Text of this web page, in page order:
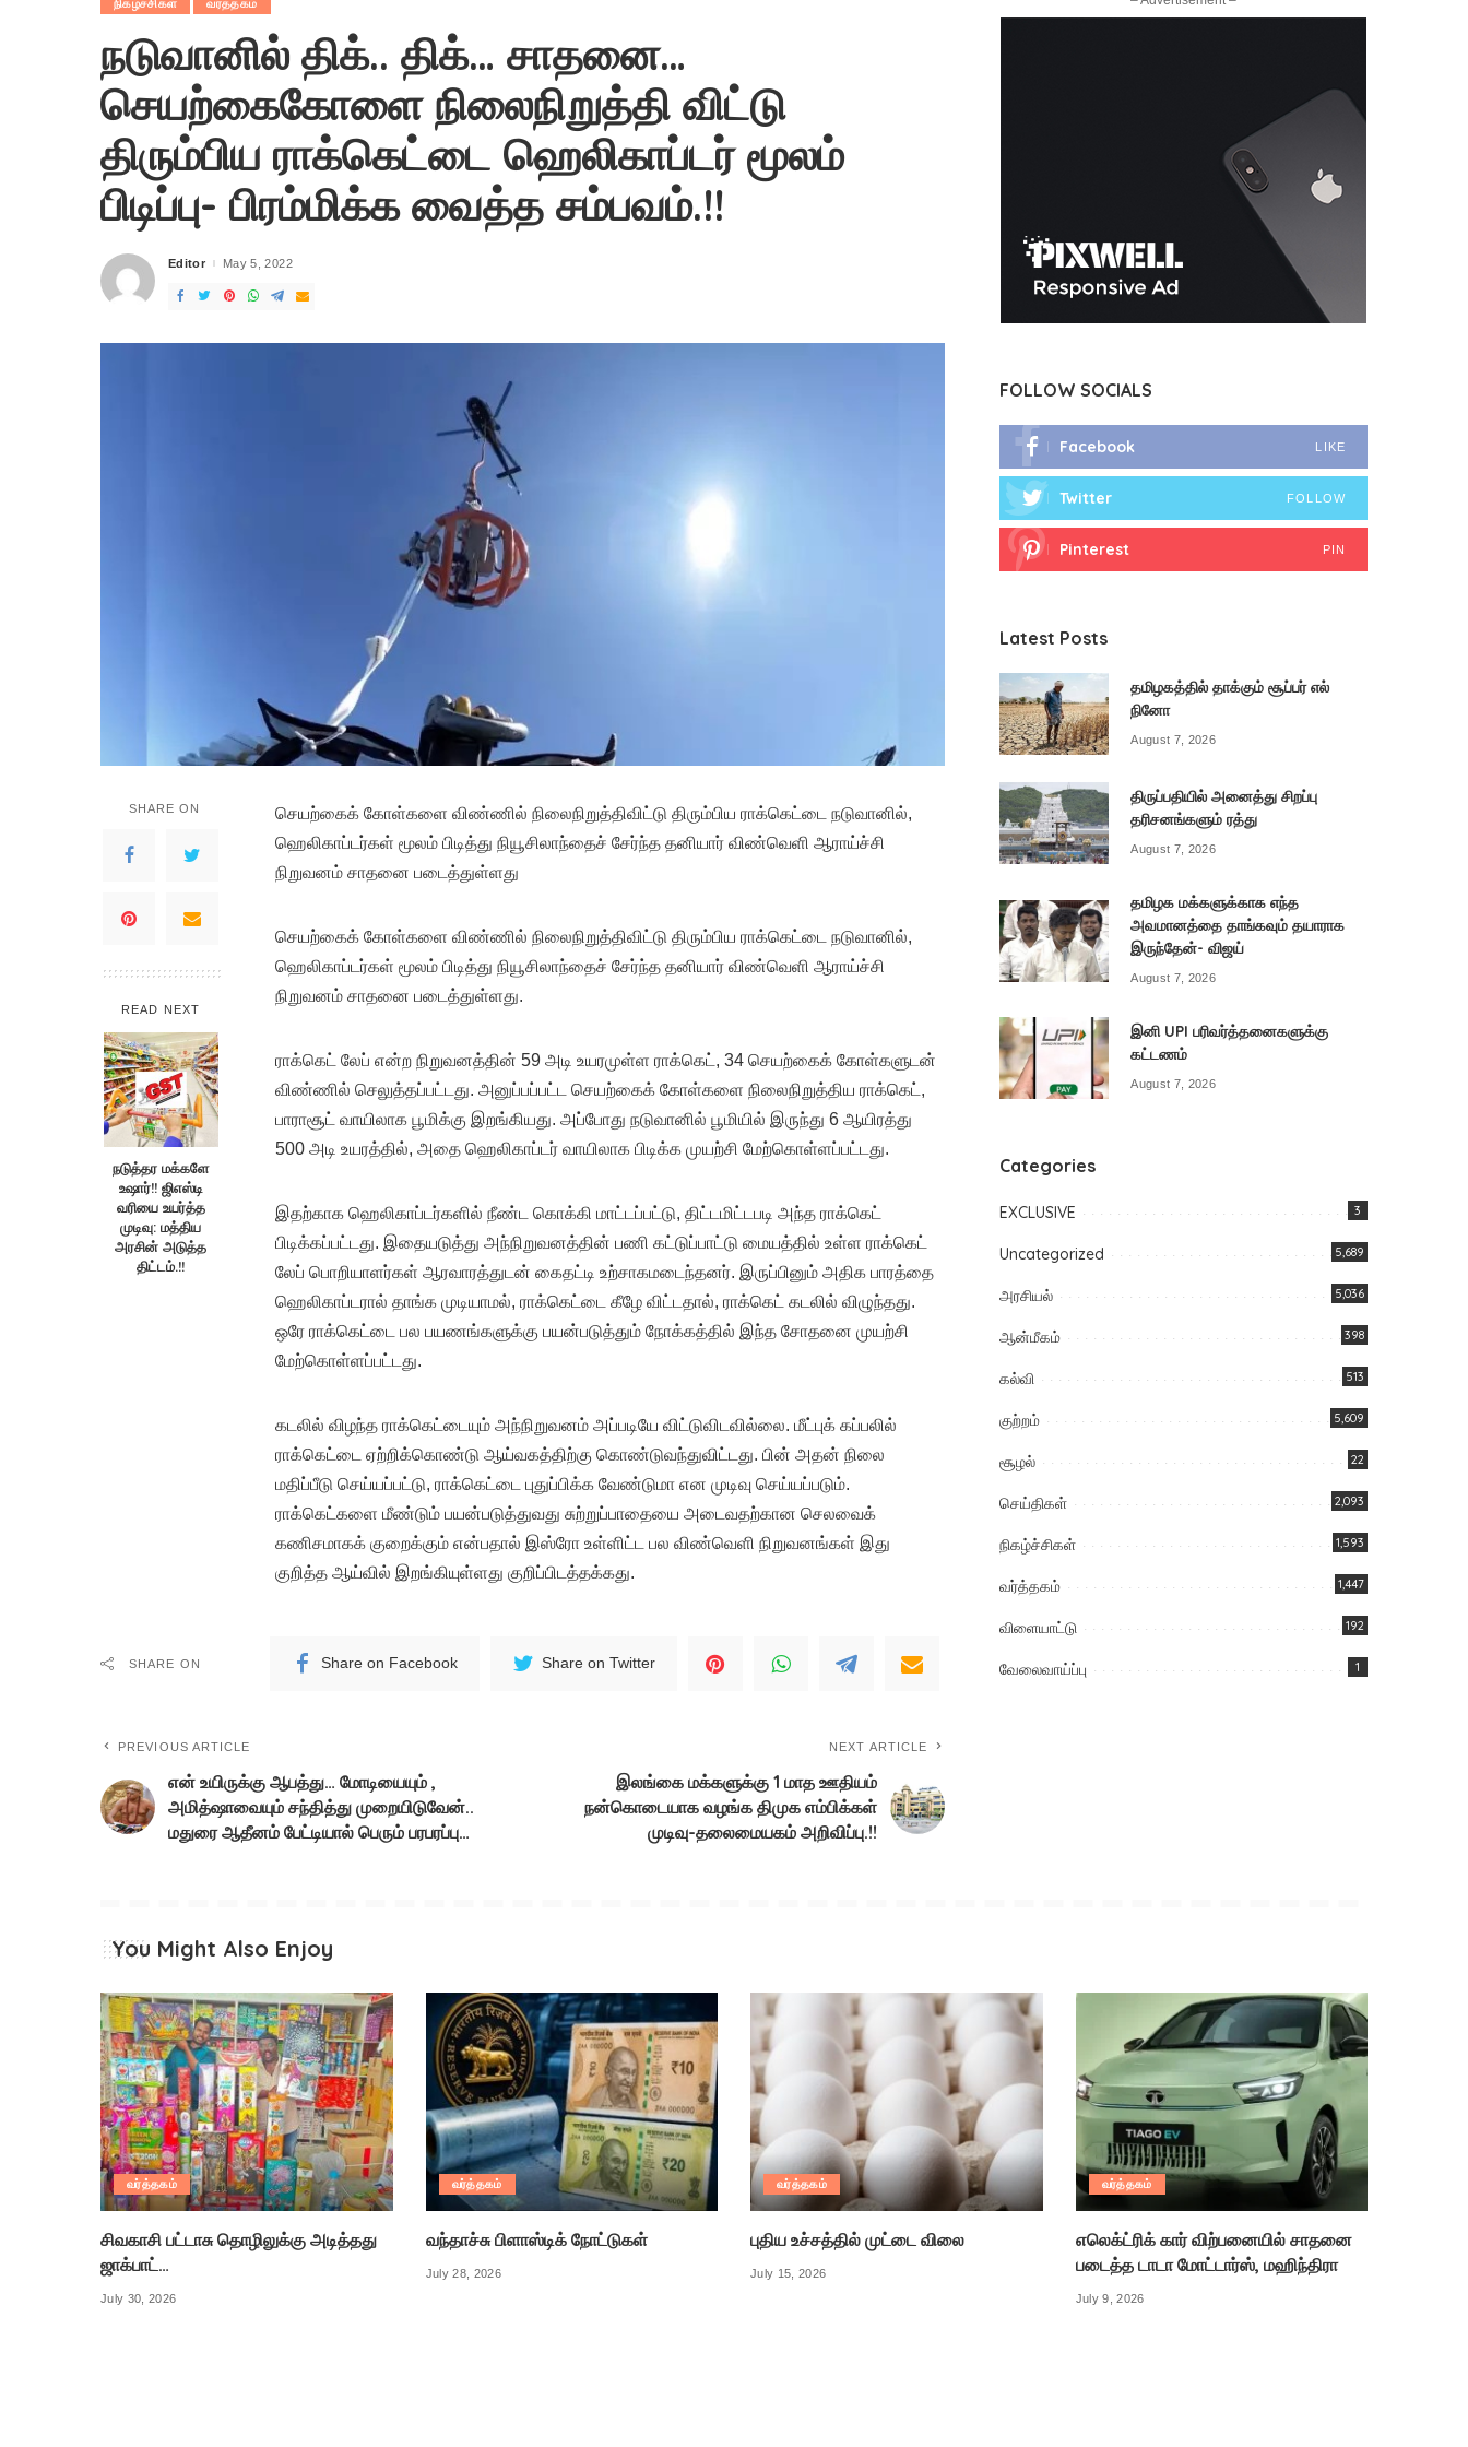
நிகழ்ச்சிகள் வர்த்தகம்
நடுவானில் திக்.. திக்… சாதனை…
செயற்கைகோளை நிலைநிறுத்தி விட்டு
திரும்பிய ராக்கெட்டை ஹெலிகாப்டர் மூலம்
பிடிப்பு- பிரம்மிக்க வைத்த சம்பவம்.!!
Posted
Editor May 5, 2022
SHARE ON
READ NEXT
நடுத்தர மக்களே
உஷார்!! ஜிஎஸ்டி
வரியை உயர்த்த
முடிவு: மத்திய
அரசின் அடுத்த
திட்டம்.!!
செயற்கைக் கோள்களை விண்ணில் நிலைநிறுத்திவிட்டு திரும்பிய ராக்கெட்டை நடுவானில்,
ஹெலிகாப்டர்கள் மூலம் பிடித்து நியூசிலாந்தைச் சேர்ந்த தனியார் விண்வெளி ஆராய்ச்சி
நிறுவனம் சாதனை படைத்துள்ளது
செயற்கைக் கோள்களை விண்ணில் நிலைநிறுத்திவிட்டு திரும்பிய ராக்கெட்டை நடுவானில்,
ஹெலிகாப்டர்கள் மூலம் பிடித்து நியூசிலாந்தைச் சேர்ந்த தனியார் விண்வெளி ஆராய்ச்சி
நிறுவனம் சாதனை படைத்துள்ளது.
ராக்கெட் லேப் என்ற நிறுவனத்தின் 59 அடி உயரமுள்ள ராக்கெட், 34 செயற்கைக் கோள்களுடன்
விண்ணில் செலுத்தப்பட்டது. அனுப்பப்பட்ட செயற்கைக் கோள்களை நிலைநிறுத்திய ராக்கெட்,
பாராசூட் வாயிலாக பூமிக்கு இறங்கியது. அப்போது நடுவானில் பூமியில் இருந்து 6 ஆயிரத்து
500 அடி உயரத்தில், அதை ஹெலிகாப்டர் வாயிலாக பிடிக்க முயற்சி மேற்கொள்ளப்பட்டது.
இதற்காக ஹெலிகாப்டர்களில் நீண்ட கொக்கி மாட்டப்பட்டு, திட்டமிட்டபடி அந்த ராக்கெட்
பிடிக்கப்பட்டது. இதையடுத்து அந்நிறுவனத்தின் பணி கட்டுப்பாட்டு மையத்தில் உள்ள ராக்கெட்
லேப் பொறியாளர்கள் ஆரவாரத்துடன் கைதட்டி உற்சாகமடைந்தனர். இருப்பினும் அதிக பாரத்தை
ஹெலிகாப்டரால் தாங்க முடியாமல், ராக்கெட்டை கீழே விட்டதால், ராக்கெட் கடலில் விழுந்தது.
ஒரே ராக்கெட்டை பல பயணங்களுக்கு பயன்படுத்தும் நோக்கத்தில் இந்த சோதனை முயற்சி
மேற்கொள்ளப்பட்டது.
கடலில் விழந்த ராக்கெட்டையும் அந்நிறுவனம் அப்படியே விட்டுவிடவில்லை. மீட்புக் கப்பலில்
ராக்கெட்டை ஏற்றிக்கொண்டு ஆய்வகத்திற்கு கொண்டுவந்துவிட்டது. பின் அதன் நிலை
மதிப்பீடு செய்யப்பட்டு, ராக்கெட்டை புதுப்பிக்க வேண்டுமா என முடிவு செய்யப்படும்.
ராக்கெட்களை மீண்டும் பயன்படுத்துவது சுற்றுப்பாதையை அடைவதற்கான செலவைக்
கணிசமாகக் குறைக்கும் என்பதால் இஸ்ரோ உள்ளிட்ட பல விண்வெளி நிறுவனங்கள் இது
குறித்த ஆய்வில் இறங்கியுள்ளது குறிப்பிடத்தக்கது.
SHARE ON Share on Facebook Share on Twitter
PREVIOUS ARTICLE
என் உயிருக்கு ஆபத்து… மோடியையும் ,
அமித்ஷாவையும் சந்தித்து முறையிடுவேன்..
மதுரை ஆதீனம் பேட்டியால் பெரும் பரபரப்பு…
NEXT ARTICLE
இலங்கை மக்களுக்கு 1 மாத ஊதியம்
நன்கொடையாக வழங்க திமுக எம்பிக்கள்
முடிவு-தலைமையகம் அறிவிப்பு.!!
FOLLOW SOCIALS
Facebook LIKE
Twitter FOLLOW
Pinterest PIN
Latest Posts
தமிழகத்தில் தாக்கும் சூப்பர் எல்
நினோ
August 7, 2026
திருப்பதியில் அனைத்து சிறப்பு
தரிசனங்களும் ரத்து
August 7, 2026
தமிழக மக்களுக்காக எந்த
அவமானத்தை தாங்கவும் தயாராக
இருந்தேன்- விஜய்
August 7, 2026
இனி UPI பரிவர்த்தனைகளுக்கு
கட்டணம்
August 7, 2026
Categories
EXCLUSIVE 3
Uncategorized 5,689
அரசியல் 5,036
ஆன்மீகம் 398
கல்வி 513
குற்றம் 5,609
சூழல் 22
செய்திகள் 2,093
நிகழ்ச்சிகள் 1,593
வர்த்தகம் 1,447
விளையாட்டு 192
வேலைவாய்ப்பு 1
You Might Also Enjoy
வர்த்தகம்
சிவகாசி பட்டாசு தொழிலுக்கு அடித்தது
ஜாக்பாட்…
July 30, 2026
வர்த்தகம்
வந்தாச்சு பிளாஸ்டிக் நோட்டுகள்
July 28, 2026
வர்த்தகம்
புதிய உச்சத்தில் முட்டை விலை
July 15, 2026
வர்த்தகம்
எலெக்ட்ரிக் கார் விற்பனையில் சாதனை
படைத்த டாடா மோட்டார்ஸ், மஹிந்திரா
July 9, 2026